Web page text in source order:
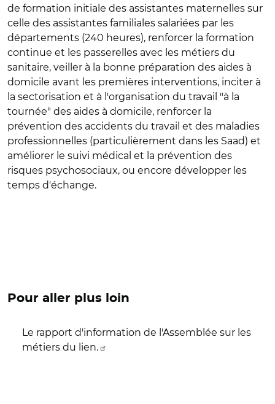
de formation initiale des assistantes maternelles sur
celle des assistantes familiales salariées par les
départements (240 heures), renforcer la formation
continue et les passerelles avec les métiers du
sanitaire, veiller à la bonne préparation des aides à
domicile avant les premières interventions, inciter à
la sectorisation et à l'organisation du travail "à la
tournée" des aides à domicile, renforcer la
prévention des accidents du travail et des maladies
professionnelles (particulièrement dans les Saad) et
améliorer le suivi médical et la prévention des
risques psychosociaux, ou encore développer les
temps d'échange.
Pour aller plus loin
Le rapport d'information de l'Assemblée sur les
métiers du lien.